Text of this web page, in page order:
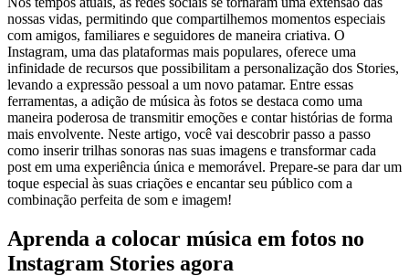
nossas vidas, permitindo que compartilhemos momentos especiais
com amigos, familiares e​ seguidores⁢ de ⁣maneira criativa.⁤ O
Instagram, uma das plataformas mais populares, oferece uma
infinidade de​ recursos que⁤ possibilitam a personalização dos ⁤Stories,
levando a⁢ expressão pessoal a um novo ‍patamar.​ Entre essas
ferramentas, a adição⁢ de música às fotos se destaca como uma
maneira‍ poderosa de ⁤transmitir emoções e⁢ contar histórias de forma
‍mais envolvente. Neste artigo, você vai descobrir passo a passo
como inserir trilhas sonoras nas suas imagens e transformar cada
post em‍ uma experiência única e ‍memorável.‌ Prepare-se para dar um
toque especial ‌às ⁢suas⁣ criações e encantar seu público com a
combinação perfeita⁢ de som e imagem!
Aprenda a colocar música em fotos no‍
Instagram Stories agora